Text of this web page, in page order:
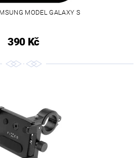
MODEL GALAXY S
390 Kč